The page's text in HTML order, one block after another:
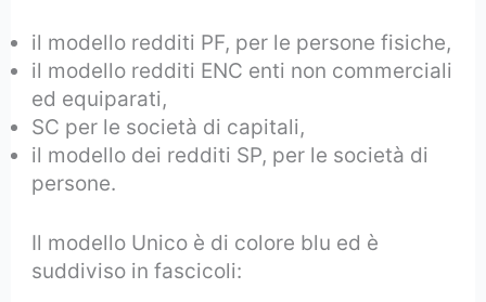
il modello redditi PF, per le persone fisiche,
il modello redditi ENC enti non commerciali
ed equiparati,
SC per le società di capitali,
il modello dei redditi SP, per le società di
persone.
Il modello Unico è di colore blu ed è
suddiviso in fascicoli: